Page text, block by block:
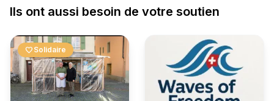
Ils ont aussi besoin de votre soutien
favorite Solidaire